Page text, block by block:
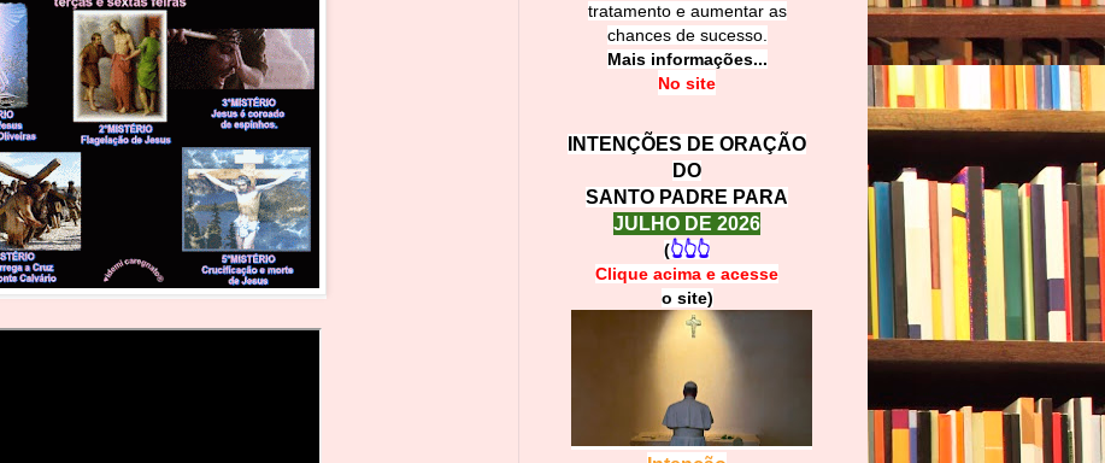
tratamento e aumentar as
chances de sucesso.
Mais informações...
No site
INTENÇÕES DE ORAÇÃO
DO
SANTO PADRE PARA
JULHO DE 2026
(👆👆👆
Clique acima e acesse
o site)